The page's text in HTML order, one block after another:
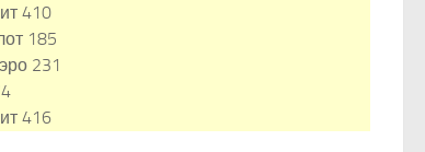
410
185
231
416